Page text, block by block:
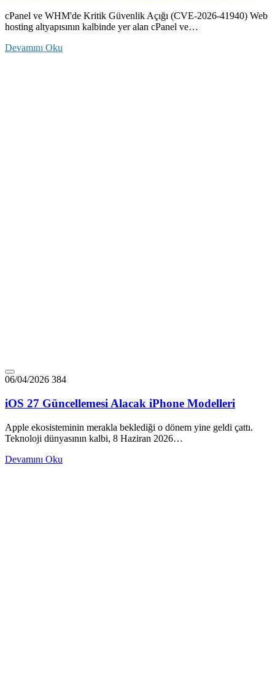
cPanel ve WHM'de Kritik Güvenlik Açığı (CVE-2026-41940) Web
hosting altyapısının kalbinde yer alan cPanel ve…
Devamını Oku
06/04/2026 384
iOS 27 Güncellemesi Alacak iPhone Modelleri
Apple ekosisteminin merakla beklediği o dönem yine geldi çattı.
Teknoloji dünyasının kalbi, 8 Haziran 2026…
Devamını Oku